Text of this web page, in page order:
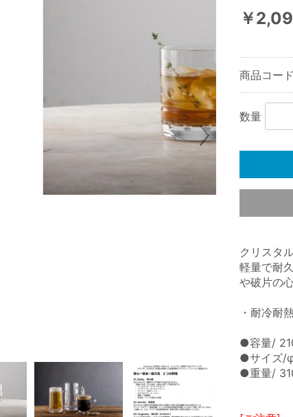
￥
商品コー
数量
クリスタ
軽量で耐
や破片の
・耐冷
●容量/
●サイズ/
●重量/